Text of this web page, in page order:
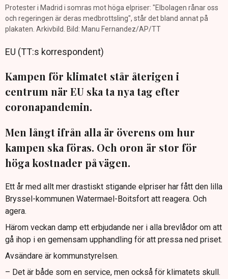
Protester i Madrid i somras mot höga elpriser: "Elbolagen rånar oss
och regeringen är deras medbrottsling", står det bland annat på
plakaten. Arkivbild. Bild: Manu Fernandez/AP/TT
EU (TT:s korrespondent)
Kampen för klimatet står återigen i
centrum när EU ska ta nya tag efter
coronapandemin.
Men långt ifrån alla är överens om hur
kampen ska föras. Och oron är stor för
höga kostnader på vägen.
Ett år med allt mer drastiskt stigande elpriser har fått den lilla
Bryssel-kommunen Watermael-Boitsfort att reagera. Och
agera.
Härom veckan damp ett erbjudande ner i alla brevlådor om att
gå ihop i en gemensam upphandling för att pressa ned priset.
Avsändare är kommunstyrelsen.
– Det är både som en service, men också för klimatets skull.